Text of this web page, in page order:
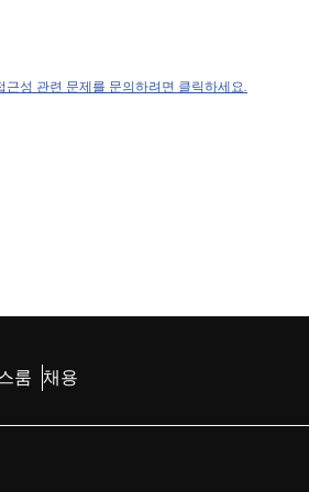
근성 관련 문제를 문의하려면 클릭하세요.
룸 채용